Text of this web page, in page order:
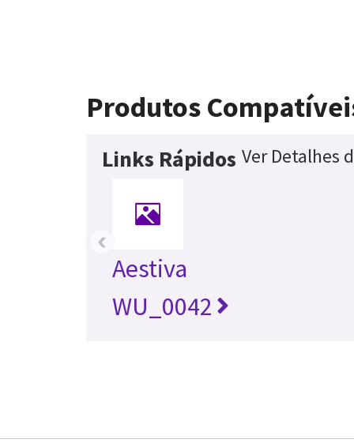
Produtos
Links Rápidos Ver Detalhes
Aestiva
WU_0042
‹